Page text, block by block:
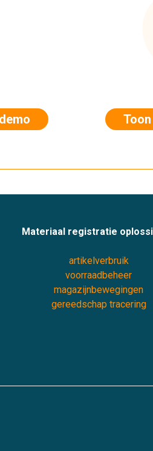
Materiaal registratie
artikelverbruik
voorraadbeheer
magazijnbewegingen
gereedschap tracering